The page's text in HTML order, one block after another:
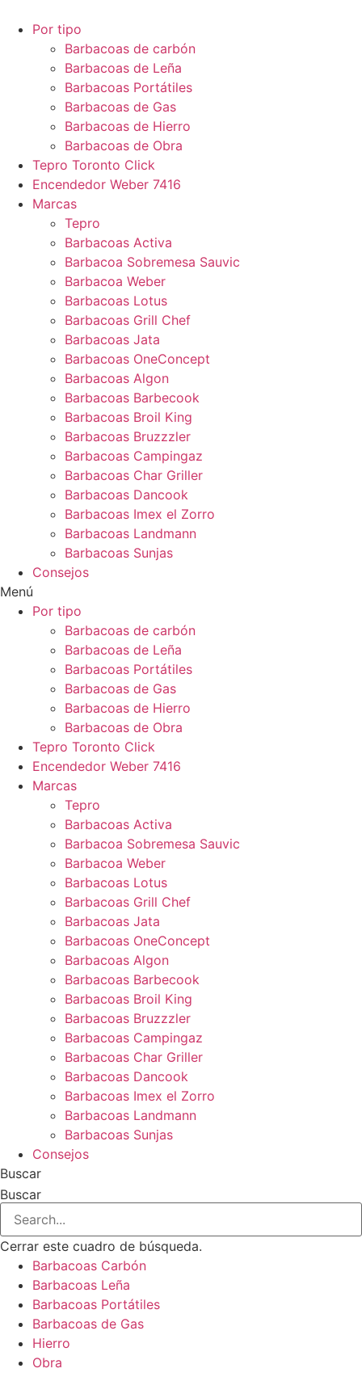
Por tipo
Barbacoas de carbón
Barbacoas de Leña
Barbacoas Portátiles
Barbacoas de Gas
Barbacoas de Hierro
Barbacoas de Obra
Tepro Toronto Click
Encendedor Weber 7416
Marcas
Tepro
Barbacoas Activa
Barbacoa Sobremesa Sauvic
Barbacoa Weber
Barbacoas Lotus
Barbacoas Grill Chef
Barbacoas Jata
Barbacoas OneConcept
Barbacoas Algon
Barbacoas Barbecook
Barbacoas Broil King
Barbacoas Bruzzzler
Barbacoas Campingaz
Barbacoas Char Griller
Barbacoas Dancook
Barbacoas Imex el Zorro
Barbacoas Landmann
Barbacoas Sunjas
Consejos
Menú
Por tipo
Barbacoas de carbón
Barbacoas de Leña
Barbacoas Portátiles
Barbacoas de Gas
Barbacoas de Hierro
Barbacoas de Obra
Tepro Toronto Click
Encendedor Weber 7416
Marcas
Tepro
Barbacoas Activa
Barbacoa Sobremesa Sauvic
Barbacoa Weber
Barbacoas Lotus
Barbacoas Grill Chef
Barbacoas Jata
Barbacoas OneConcept
Barbacoas Algon
Barbacoas Barbecook
Barbacoas Broil King
Barbacoas Bruzzzler
Barbacoas Campingaz
Barbacoas Char Griller
Barbacoas Dancook
Barbacoas Imex el Zorro
Barbacoas Landmann
Barbacoas Sunjas
Consejos
Buscar
Buscar
Cerrar este cuadro de búsqueda.
Barbacoas Carbón
Barbacoas Leña
Barbacoas Portátiles
Barbacoas de Gas
Hierro
Obra